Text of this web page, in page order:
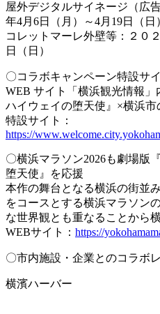
屋外デジタルサイネージ（広
年4月6日（月）～4月19日（日
コレットマーレ外壁等：２０
日（日）
〇コラボキャンペーン特設サ
WEB サイト「横浜観光情報
ハイウェイの堕天使』×横浜市
特設サイト：
https://
〇横浜マラソン2026も劇場版
堕天使』を応援
本作の舞台となる横浜の街並
をコースとする横浜マラソン
な世界観とも重なることから
WEBサイト： https://
〇市内施設・企業とのコラボ
横濱ハーバー